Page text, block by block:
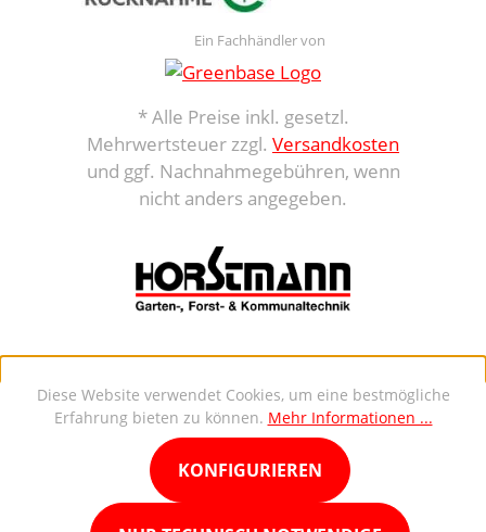
Ein Fachhändler von
* Alle Preise inkl. gesetzl.
Mehrwertsteuer zzgl. Versandkosten
und ggf. Nachnahmegebühren, wenn
nicht anders angegeben.
Diese Website verwendet Cookies, um eine bestmögliche
Erfahrung bieten zu können. Mehr Informationen ...
KONFIGURIEREN